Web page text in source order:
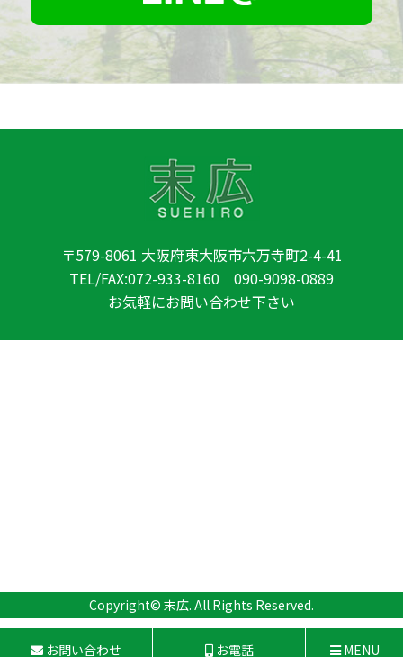
〒579-8061 大阪府東大阪市六万寺町2-4-41
TEL/FAX:072-933-8160 090-9098-0889
お気軽にお問い合わせ下さい
Copyright© 末広. All Rights Reserved.
お問い合わせ お電話 MENU